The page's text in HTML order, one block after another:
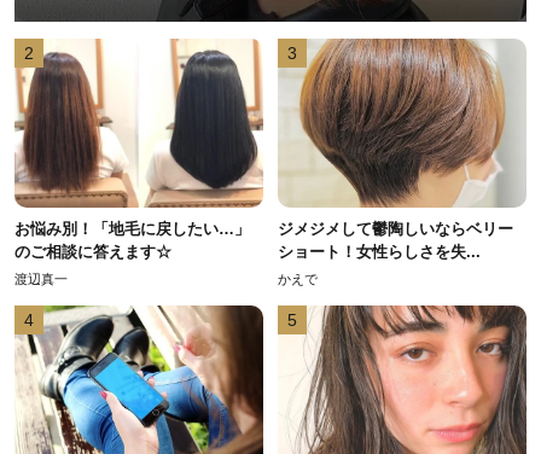
2
お悩み別！「地毛に戻したい…」
のご相談に答えます☆
渡辺真一
3
ジメジメして鬱陶しいならベリー
ショート！女性らしさを失...
かえで
4 5